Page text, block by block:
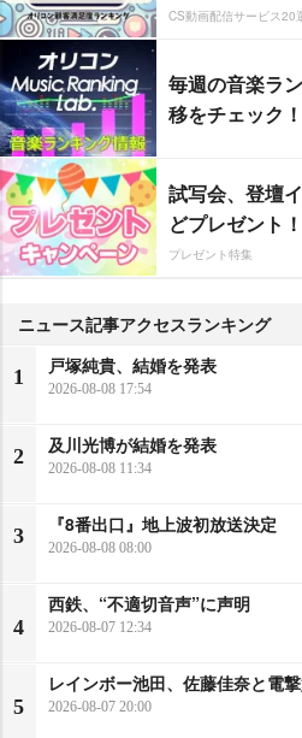
CS動画配信サービス20
毎週の音楽ラ
移をチェック！
試写会、登壇
どプレゼント！
プレゼント特集
ニュース記事アクセスランキング
1
戸塚純貴、結婚を発表
2026-08-08 17:54
2
及川光博が結婚を発表
2026-08-08 11:34
3
『8番出口』地上波初放送決定
2026-08-08 08:00
4
西鉄、“不適切音声”に声明
2026-08-07 12:34
5
レインボー池田、佐藤佳奈と電
2026-08-07 20:00